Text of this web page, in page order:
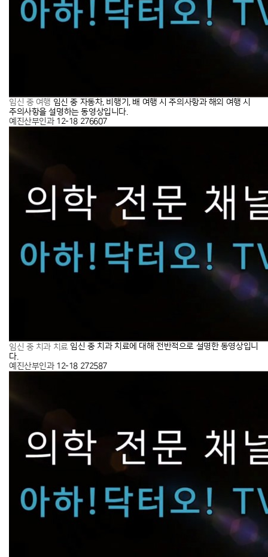
임신 중 여행 임신 중 자동차, 비행기, 배 여행 시 주의사항과 해외 여행 시
주의사항을 설명하는 동영상입니다.
예진산부인과 12-18 276607
임신 중 치과 치료 임신 중 치과 치료에 대해 전반적으로 설명한 동영상입니
다.
예진산부인과 12-18 272587